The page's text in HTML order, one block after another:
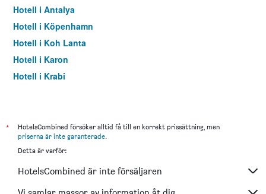
Hotell i Antalya
Hotell i Köpenhamn
Hotell i Koh Lanta
Hotell i Karon
Hotell i Krabi
Hotell i Karlstad
Hotell i Patong
Hotell i Dubai
*
HotelsCombined försöker alltid få till en korrekt prissättning, men
priserna är inte garanterade.
Detta är varför:
HotelsCombined är inte försäljaren